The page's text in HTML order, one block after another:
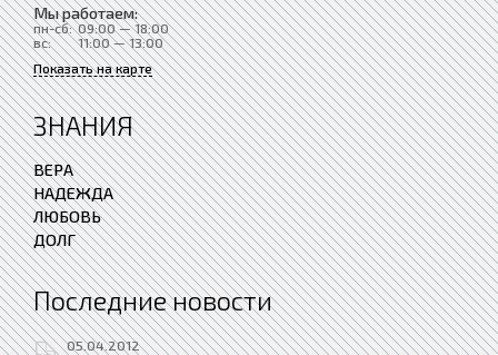
Мы работаем:
пн-сб: 09:00 — 18:00
вс:
11:00 — 13:00
Показать на карте
ЗНАНИЯ
ВЕРА
НАДЕЖДА
ЛЮБОВЬ
ДОЛГ
Последние новости
05.04.2012